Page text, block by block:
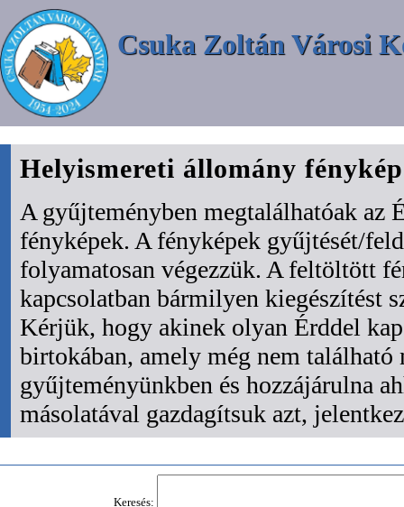
Csuka Zoltán Városi
Helyismereti állomány
A gyűjteményben megtalálhatóak az
fényképek. A fényképek gyűjtését/
folyamatosan végezzük. A feltöltött
kapcsolatban bármilyen kiegészítést
Kérjük, hogy akinek olyan Érddel
birtokában, amely még nem található
gyűjteményünkben és hozzájárulna
másolatával gazdagítsuk azt,
Keresés: